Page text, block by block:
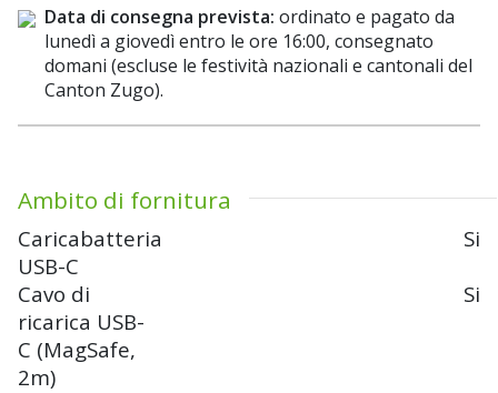
Ambito di fornitura
Caricabatteria
USB-C
Si
Cavo di
ricarica USB-
C (MagSafe,
2m)
Si
Data di consegna prevista: ordinato e pagato da
lunedì a giovedì entro le ore 16:00, consegnato
domani (escluse le festività nazionali e cantonali del
Canton Zugo).